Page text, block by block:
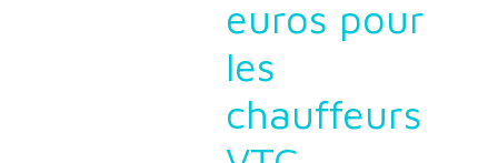
euros pour
les
chauffeurs